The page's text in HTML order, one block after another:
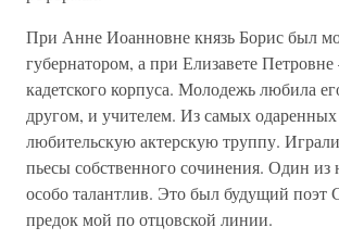
При Анне Иоанновне князь Борис был
губернатором, а при Елизавете
кадетского корпуса. Молодежь любила
другом, и учителем. Из самых
любительскую актерскую труппу.
пьесы собственного сочинения. Один из
особо талантлив. Это был будущий поэт
предок мой по отцовской линии.